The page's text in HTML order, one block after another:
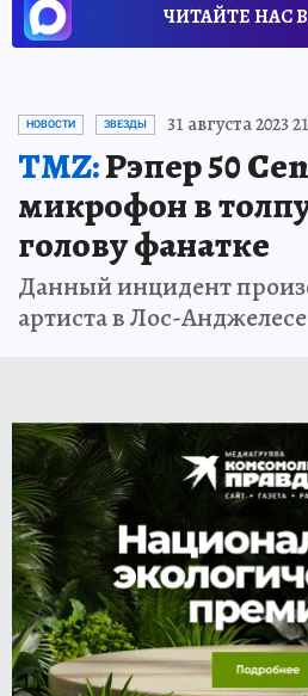
ЧИТАЙТЕ НАС
НОВОСТИ ЗВЕЗДЫ 31 августа 2023
TMZ:Рэпер 50
микрофон в
голову фанатке
Данный инцидент
артиста в Лос-Анджелесе